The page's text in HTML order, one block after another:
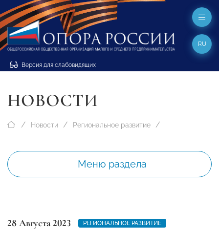
Версия для слабовидящих
RU
НОВОСТИ
Новости Региональное развитие
Меню раздела
28 Августа 2023
РЕГИОНАЛЬНОЕ РАЗВИТИЕ